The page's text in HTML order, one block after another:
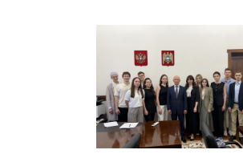
по
«Международные
МЭО»)
«Международные